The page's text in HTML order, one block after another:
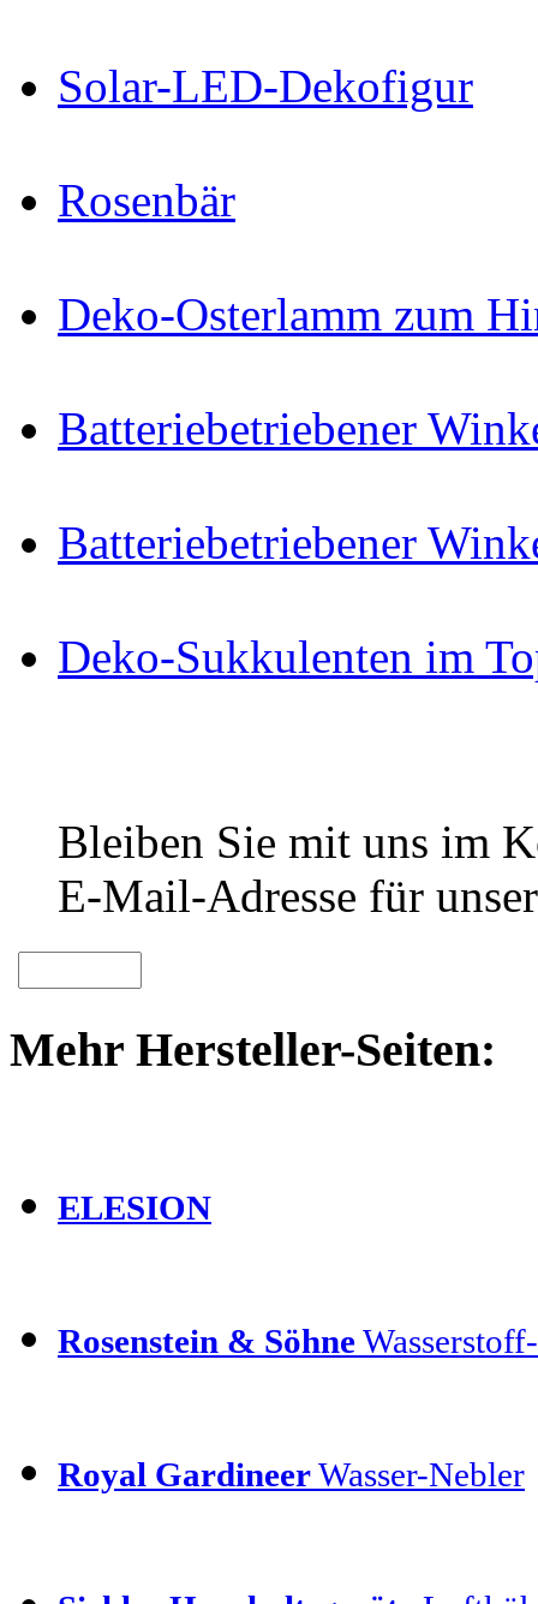
Solar-LED-Dekofigur
Rosenbär
Deko-Osterlamm zum
Batteriebetriebener
Batteriebetriebener
Deko-Sukkulenten im
Bleiben Sie mit uns im
E-Mail-Adresse für
Mehr Hersteller-Seiten:
ELESION
Rosenstein & Söhne
Royal GardineerWasser-Nebler